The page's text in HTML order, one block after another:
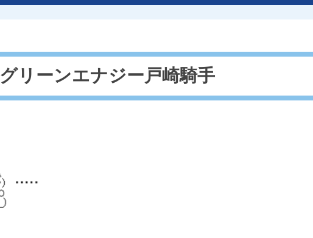
グリーンエナジー戸崎騎手